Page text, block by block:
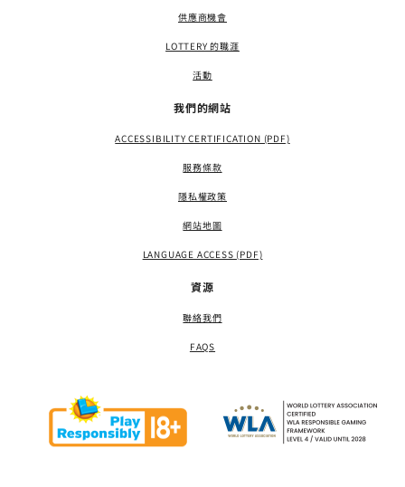
供應商機會
LOTTERY 的職涯
活動
我們的網站
ACCESSIBILITY CERTIFICATION (PDF)
服務條款
隱私權政策
網站地圖
LANGUAGE ACCESS (PDF)
資源
聯絡我們
FAQS